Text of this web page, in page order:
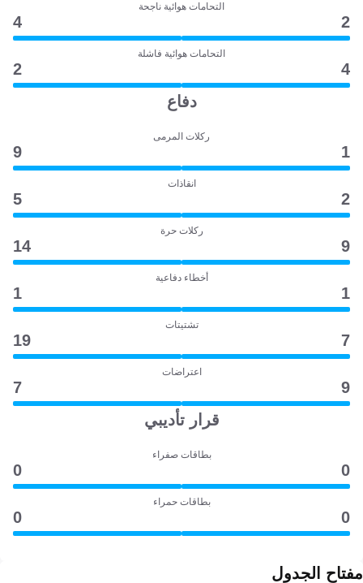
التحامات هوائية ناجحة
2
4
التحامات هوائية فاشلة
4
2
دفاع
ركلات المرمى
1
9
انقاذات
2
5
ركلات حرة
9
14
أخطاء دفاعية
1
1
تشتيتات
7
19
اعتراضات
9
7
قرار تأديبي
بطاقات صفراء
0
0
بطاقات حمراء
0
0
مفتاح الجدول